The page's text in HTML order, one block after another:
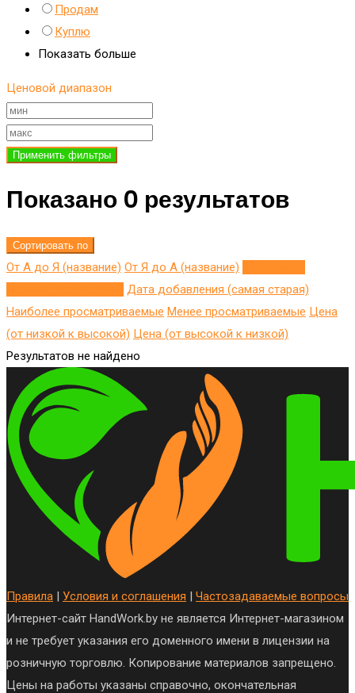
Продам
Куплю
Показать больше
Ценовой диапазон
Применить фильтры
Показано 0 результатов
Сортировать по
От А до Я (название) От Я до A (название)
Дата добавления (самая старая)
Наиболее просматриваемые Менее просматриваемые Цена
(от низкой к высокой) Цена (от высокой к низкой)
Результатов не найдено
Правила | Условия и соглашения | Частозадаваемые вопросы
Интернет-сайт HandWork.by не является Интернет-магазином
и не требует указания его доменного имени в лицензии на
розничную торговлю. Копирование материалов запрещено.
Цены на работы указаны справочно, окончательная